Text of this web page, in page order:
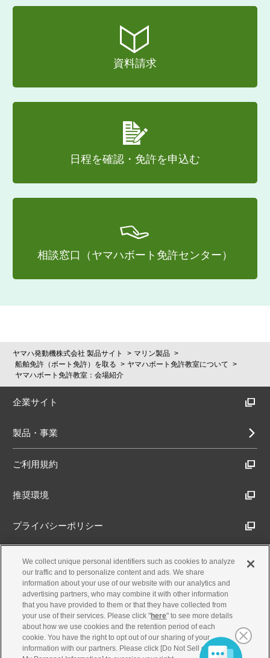
資料請求
日程を確認・免許を申込む
相談窓口（ヤマハボート免許センター）
ヤマハ発動機株式会社 製品サイト
マリン製品
船舶免許（ボート免許）を取る
ヤマハボート免許教室について
ヤマハボート免許教室：会場紹介
企業サイト
製品・事業
ご利用規約
推奨環境
プライバシーポリシー
Cookieポリシー
アクセシビリティ方針
古物営業法に基づく表示
We collect unique personal identifiers such as cookies to analyze
our traffic and to personalize content and ads. We share
information about your use of our website with our analytics and
advertising partners, who may combine it with other information
that you have provided to them or that they have collected from
your use of their services. Please click "here" to see more details
about how we use cookies and the retention period of each
cookie. You have the right to opt out of our sharing of your
information with our partners. Please click [Do Not Sell or Share